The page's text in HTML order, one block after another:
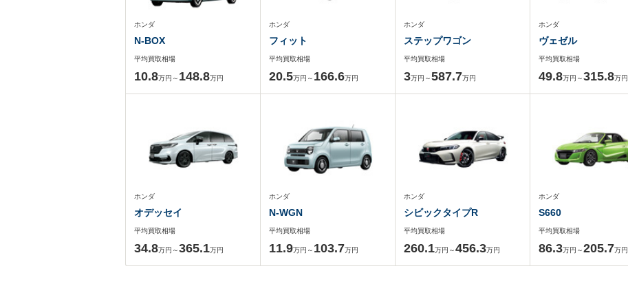
ホンダ
N-BOX
平均買取相場
10.8万円～ 148.8万円
ホンダ
フィット
平均買取相場
20.5万円～ 166.6万円
ホンダ
ステップワゴン
平均買取相場
3万円～587.7万円
ホンダ
ヴェゼル
平均買取相場
49.8万円～315.8万円
ホンダ
オデッセイ
平均買取相場
34.8万円～365.1万円
ホンダ
N-WGN
平均買取相場
11.9万円～ 103.7万円
ホンダ
シビックタイプR
平均買取相場
260.1万円～456.3万円
ホンダ
S660
平均買取相場
86.3万円～205.7万円